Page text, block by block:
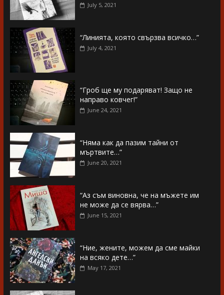
July 5, 2021
“Линията, която свързва всичко…”
July 4, 2021
“Гроб ще му подаряват! Защо не
направо ковчег!”
June 24, 2021
“Няма как да пазим тайни от
мъртвите…”
June 20, 2021
“Аз съм виновна, че на мъжете им
не може да се вярва…”
June 15, 2021
“Ние, жените, можем да сме майки
на всяко дете…”
May 17, 2021